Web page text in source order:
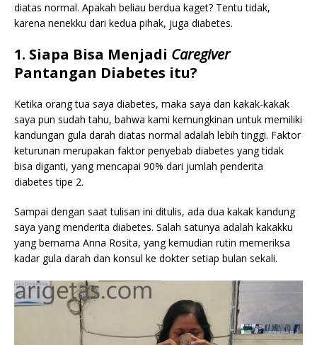
diatas normal. Apakah beliau berdua kaget? Tentu tidak,
karena nenekku dari kedua pihak, juga diabetes.
1. Siapa Bisa Menjadi Caregiver
Pantangan Diabetes itu?
Ketika orang tua saya diabetes, maka saya dan kakak-kakak
saya pun sudah tahu, bahwa kami kemungkinan untuk memiliki
kandungan gula darah diatas normal adalah lebih tinggi. Faktor
keturunan merupakan faktor penyebab diabetes yang tidak
bisa diganti, yang mencapai 90% dari jumlah penderita
diabetes tipe 2.
Sampai dengan saat tulisan ini ditulis, ada dua kakak kandung
saya yang menderita diabetes. Salah satunya adalah kakakku
yang bernama Anna Rosita, yang kemudian rutin memeriksa
kadar gula darah dan konsul ke dokter setiap bulan sekali.